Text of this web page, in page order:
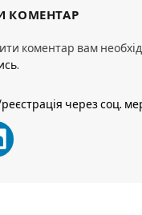
КОМЕНТАР
коментар вам
.
реєстрація через соц.